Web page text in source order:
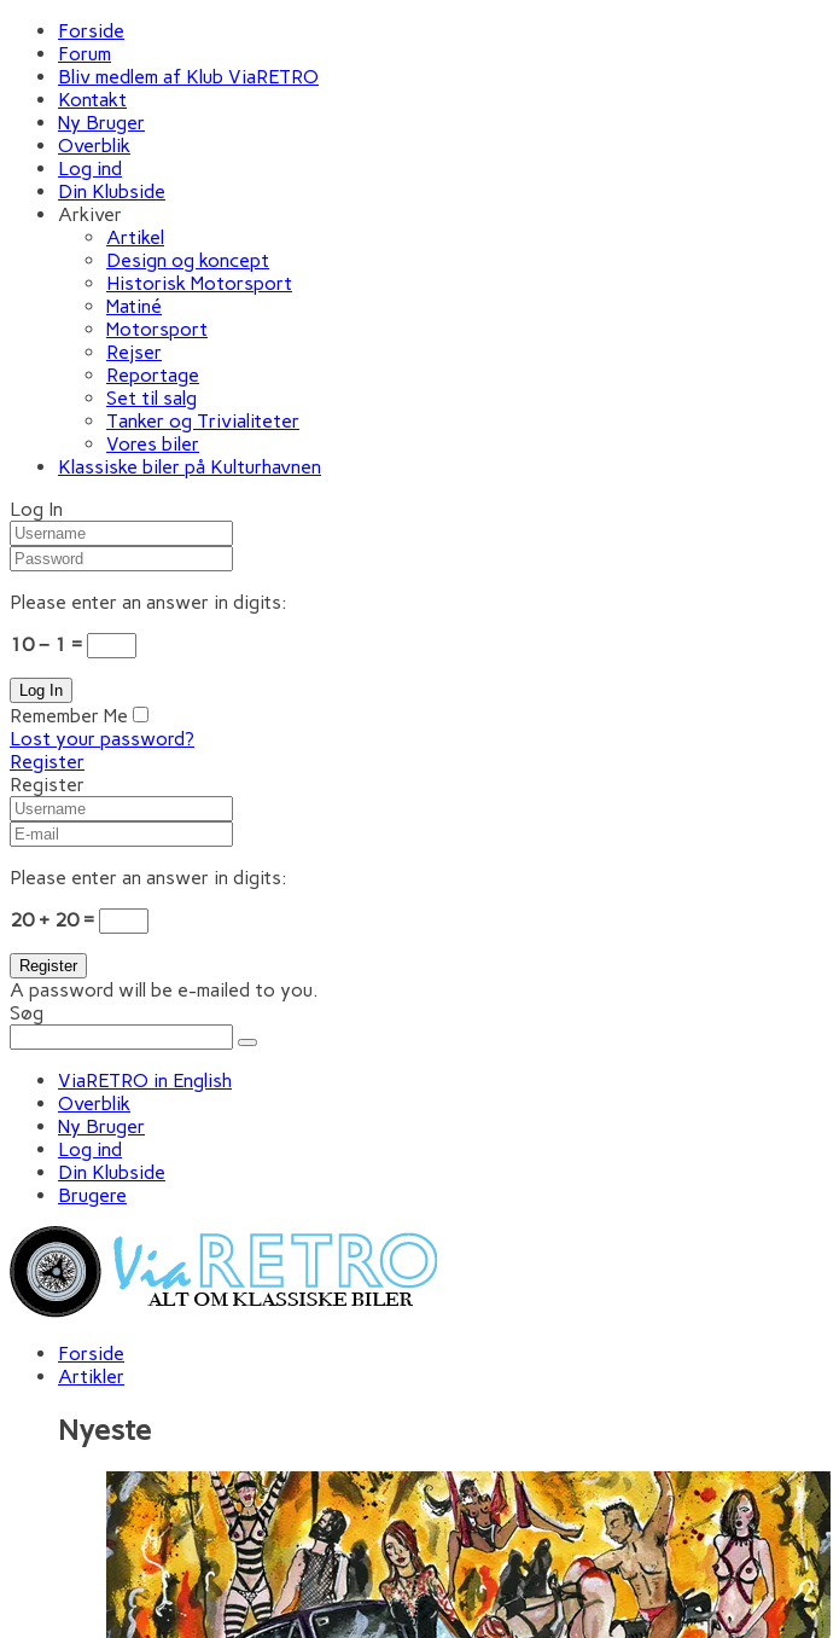
Forside
Forum
Bliv medlem af Klub ViaRETRO
Kontakt
Ny Bruger
Overblik
Log ind
Din Klubside
Arkiver
Artikel
Design og koncept
Historisk Motorsport
Matiné
Motorsport
Rejser
Reportage
Set til salg
Tanker og Trivialiteter
Vores biler
Klassiske biler på Kulturhavnen
Log In
Please enter an answer in digits:
10 − 1 =
Remember Me
Lost your password?
Register
Register
Please enter an answer in digits:
20 + 20 =
A password will be e-mailed to you.
Søg
ViaRETRO in English
Overblik
Ny Bruger
Log ind
Din Klubside
Brugere
Forside
Artikler
Nyeste